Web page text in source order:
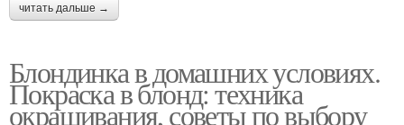
читать дальше →
Блондинка в домашних условиях.
Покраска в блонд: техника
окрашивания, советы по выбору